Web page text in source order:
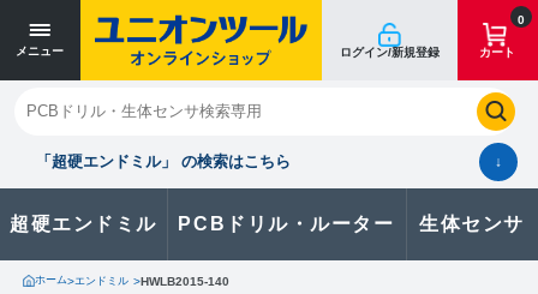
メニュー ログイン/新規登録
0
カート
「超硬エンドミル」 の検索はこちら ↓
超硬エンドミル PCBドリル・ルーター 生体センサ
閉じる
お気に入り クイックオーダー 購入履歴
製品に関するお問い合わせはこちら
ホーム>エンドミル >HWLB2015-140
寸法単位 [mm]
寸法単位 [mm]